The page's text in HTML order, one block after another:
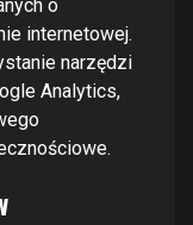
o
internetowej.
narzędzi
Analytics,